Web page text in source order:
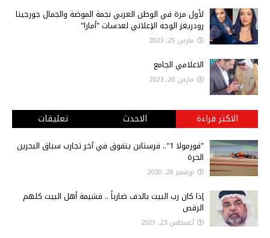
لأول مرة في الوطن العربي نجمة الموضة والجمال جورجينا
رودريغز الوجه الإعلاني لعدسات "أمارا"
مارس 25, 2023
الاعلامي الجامع
مارس 20, 2023
الاكثر قراءة الاحدث تعليقات
"فورمولا 1".. فرستابن يتفوق في آخر تجارب سباق البحرين
الحرة
نوفمبر 28, 2020
إذا كان رب البيت بالدف ضارباً .. فشيمة أهل البيت كلهم
الرقص
أغسطس 23, 2021